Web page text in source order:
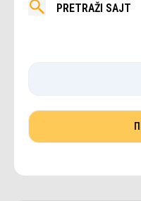
PRETRAŽI SAJT